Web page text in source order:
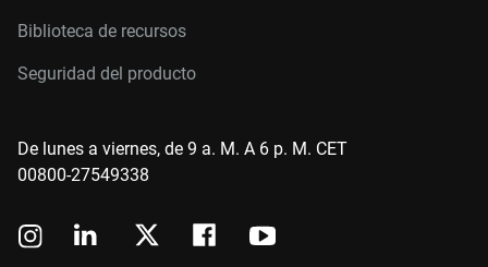
Biblioteca de recursos
Seguridad del producto
De lunes a viernes, de 9 a. M. A 6 p. M. CET
00800-27549338